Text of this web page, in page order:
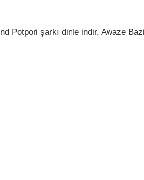
Potpori şarkı dinle indir, Awaze